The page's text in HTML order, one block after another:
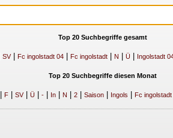
Top 20 Suchbegriffe gesamt
SV| Fc ingolstadt 04| Fc ingolstadt| N Ü Ingolstadt
Top 20 Suchbegriffe diesen Monat
F| SV| Ü| -| In| N 2| Saison| Ingols Fc ingolstadt